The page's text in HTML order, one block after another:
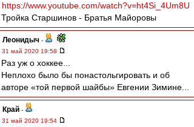
https://www.youtube.com/watch?v=ht4Si_4Um8U
Тройка Старшинов - Братья Майоровы
Леонидыч -
31 май 2020 19:58
Раз уж о хоккее...
Неплохо было бы понастольгировать и об
авторе «той первой шайбы» Евгении Зимине...
Край -
31 май 2020 19:54